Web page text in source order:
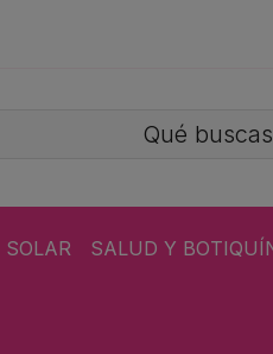
SOLAR SALUD Y